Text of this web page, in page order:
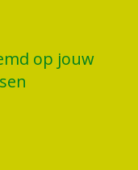
op jouw